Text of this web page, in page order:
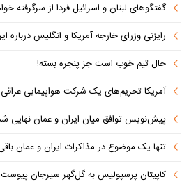
گفتگوهای لبنان و اسرائیل فردا از سرگرفته
رایزنی وزرای خارجه آمریکا و انگلیس درباره
حال تیم خوب است جز پنجره بسته!
آمریکا تحریم‌های یک شرکت هواپیمایی عراقی
پیش‌نویس توافق میان ایران و عمان نهایی
تنها یک موضوع در مذاکرات ایران و عمان
کاپیتان پرسپولیس به گل‌گهر سیرجان پیوست